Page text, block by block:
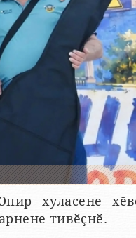
хуласене
тивӗҫнӗ.